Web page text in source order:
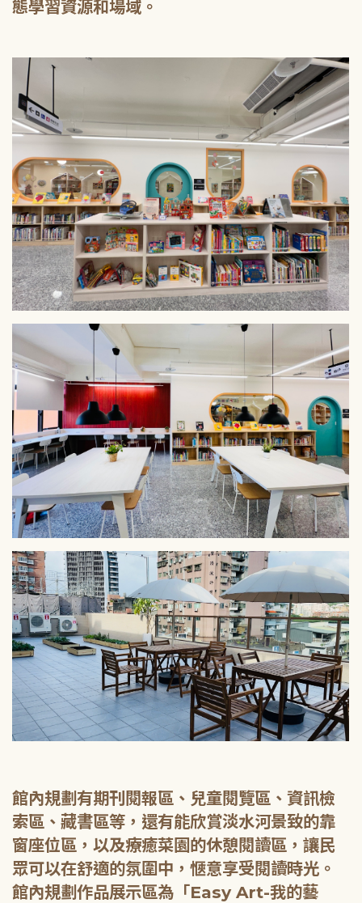
館內規劃有期刊閱報區、兒童閱覽區、資訊檢
索區、藏書區等，還有能欣賞淡水河景致的靠
窗座位區，以及療癒菜園的休憩閱讀區，讓民
眾可以在舒適的氛圍中，愜意享受閱讀時光。
館內規劃作品展示區為「Easy Art-我的藝